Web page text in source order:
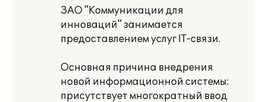
ЗАО "Коммуникации для
инноваций" занимается
предоставлением услуг IT-связи.
Основная причина внедрения
новой информационной системы:
присутствует многократный ввод